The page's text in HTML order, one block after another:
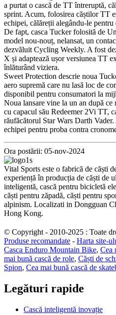
a purtat o cască de TT întreruptă,
sprint. Acum, folosirea căștilor TT
echipei, călăreții alegându-le pentru
De fapt, casca Tucker folosită de
model nou-nouț, nelansat, un
dezvăluit Cycling Weekly. A fost
X și adaptează ușor versiunea TT
înlăturând viziera.
Sweet Protection descrie noua
aero supremă care nu lasă loc de
disponibil pentru consumatori la
Noua lansare vine la un an după
cu capacul său Redeemer 2Vi TT,
răufăcătorul Star Wars Darth
echipei pentru proba contra
Ora postării: 05-nov-2024
Vital Sports este o fabrică de căști
experiență în producția de căști de
inteligentă, cască pentru bicicletă
căști pentru zăpadă, căști pentru
alpinism. Localizati in Dongguan
Hong Kong.
© Copyright - 2010-2025 : Toate
Produse recomandate - Harta site-
Casca Enduro Mountain Bike, Cea
mai bună cască de role, Căști de
Spion, Cea mai bună cască de
Legături rapide
Cască inteligentă inovație